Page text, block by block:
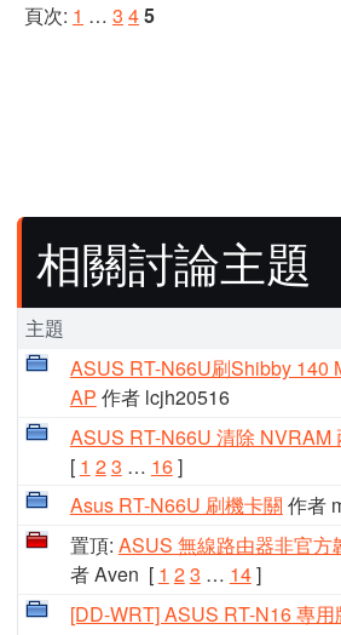
頁次: 1 … 3 45
相關討論主題
主題
ASUS RT-N66U刷Shibby 140
AP 作者 lcjh20516
ASUS RT-N66U 清除 NVRAM
[ 1 23 … 16]
Asus RT-N66U 刷機卡關 作者
置頂: ASUS 無線路由器非官方
者 Aven [ 1 23 … 14]
[DD-WRT] ASUS RT-N16 專用